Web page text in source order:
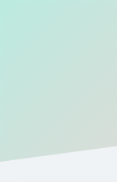
Gizlilik Politikası